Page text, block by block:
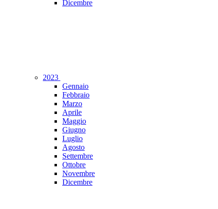
Dicembre
2023
Gennaio
Febbraio
Marzo
Aprile
Maggio
Giugno
Luglio
Agosto
Settembre
Ottobre
Novembre
Dicembre